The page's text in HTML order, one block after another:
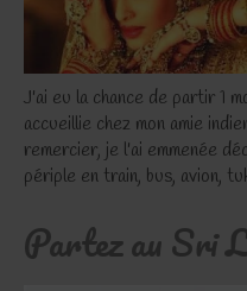
J'ai eu la chance de partir 1
accueillie chez mon amie
remercier, je l'ai emmenée
périple en train, bus, avion,
Partez au Sri